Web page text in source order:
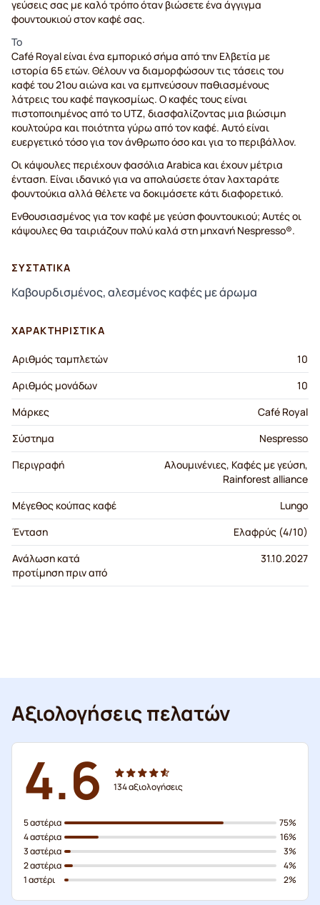
γεύσεις σας με καλό τρόπο όταν βιώσετε ένα άγγιγμα
φουντουκιού στον καφέ σας.
Το
Café Royal είναι ένα εμπορικό σήμα από την Ελβετία με
ιστορία 65 ετών. Θέλουν να διαμορφώσουν τις τάσεις του
καφέ του 21ου αιώνα και να εμπνεύσουν παθιασμένους
λάτρεις του καφέ παγκοσμίως. Ο καφές τους είναι
πιστοποιημένος από το UTZ, διασφαλίζοντας μια βιώσιμη
κουλτούρα και ποιότητα γύρω από τον καφέ. Αυτό είναι
ευεργετικό τόσο για τον άνθρωπο όσο και για το περιβάλλον.
Οι κάψουλες περιέχουν φασόλια Arabica και έχουν μέτρια
ένταση. Είναι ιδανικό για να απολαύσετε όταν λαχταράτε
φουντούκια αλλά θέλετε να δοκιμάσετε κάτι διαφορετικό.
Ενθουσιασμένος για τον καφέ με γεύση φουντουκιού; Αυτές οι
κάψουλες θα ταιριάζουν πολύ καλά στη μηχανή Nespresso®.
ΣΥΣΤΑΤΙΚΆ
Καβουρδισμένος, αλεσμένος καφές με άρωμα
ΧΑΡΑΚΤΗΡΙΣΤΙΚΆ
Αριθμός ταμπλετών
10
Αριθμός μονάδων
10
Μάρκες
Café Royal
Σύστημα
Nespresso
Περιγραφή
Αλουμινένιες, Καφές με γεύση,
Rainforest alliance
Μέγεθος κούπας καφέ
Lungo
Ένταση
Ελαφρύς (4/10)
Ανάλωση κατά
προτίμηση πριν από
31.10.2027
Αξιολογήσεις πελατών
4.6 134αξιολογήσεις
5 αστέρια
4 αστέρια
3 αστέρια
2 αστέρια
1 αστέρι
75%
16%
3%
4%
2%